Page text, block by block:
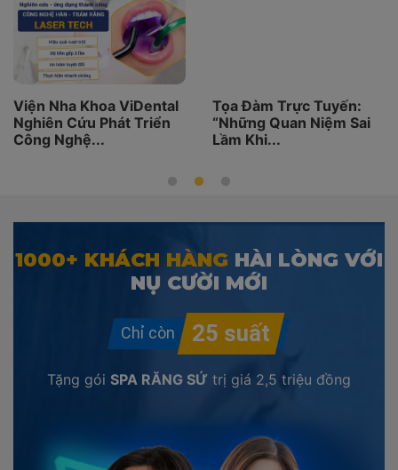
Viện Nha Khoa ViDental
Nghiên Cứu Phát Triển
Công Nghệ...
Tọa Đàm Trực Tuyến:
“Những Quan Niệm Sai
Lầm Khi...
1000+ KHÁCH HÀNG HÀI LÒNG VỚI
NỤ CƯỜI MỚI
Tặng gói SPA RĂNG SỨ trị giá 2,5 triệu đồng